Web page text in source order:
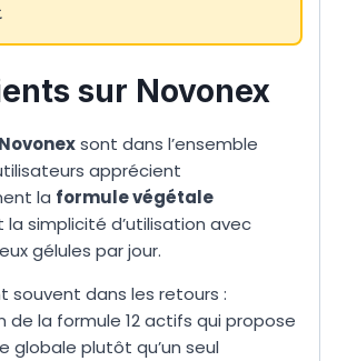
sur Novonex
sont dans l’ensemble
apprécient
la formule végétale
la simplicité d’utilisation avec
gélules par jour.
souvent dans les retours :
de la formule 12 actifs qui propose
globale plutôt qu’un seul